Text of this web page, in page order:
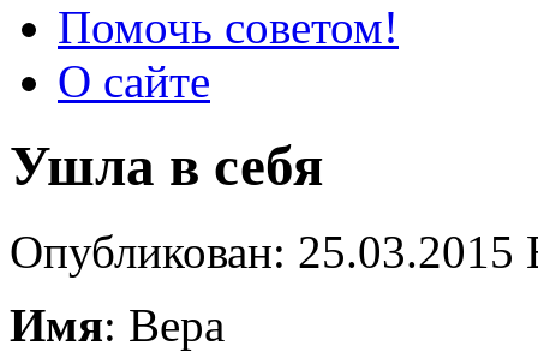
Помочь советом!
О сайте
Ушла в себя
Опубликован:
Имя: Вера